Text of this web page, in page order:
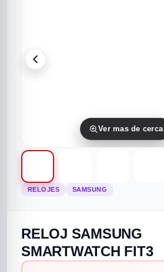
categorias
Ver mas de cerca
RELOJES SAMSUNG
RELOJ SAMSUNG
SMARTWATCH FIT3